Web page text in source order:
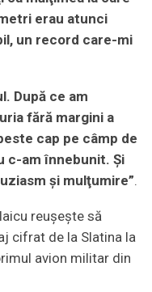
erau atunci
un record care-mi
După ce am
fără margini a
cap pe câmp de
c-am înnebunit. Şi
şi mulţumire”.
reuşeşte să
cifrat de la Slatina la
avion militar din